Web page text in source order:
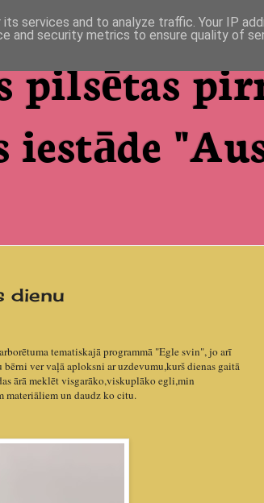
pilsētas
dienu
tematiskajā programmā "Egle svin", jo arī
ver vaļā aploksni ar uzdevumu,kurš dienas gaitā
ārā meklēt visgarāko,viskuplāko egli,min
materiāliem un daudz ko citu.
services and to analyze traffic. Your IP
and security metrics to ensure quality of